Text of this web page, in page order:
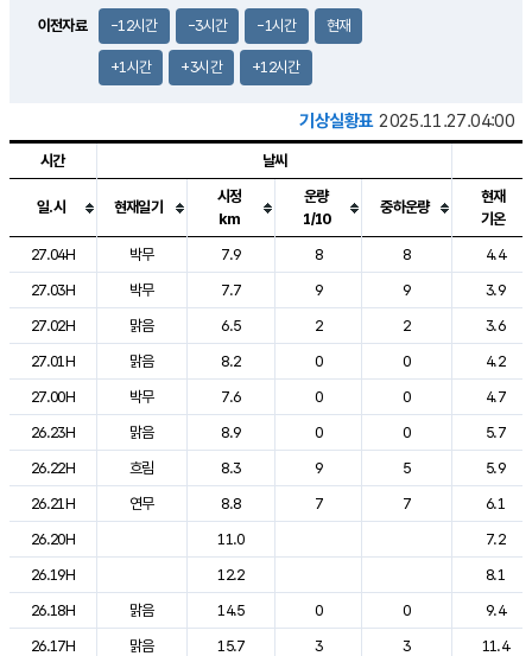
이전자료 -12시간 -3시간 -1시간 현재
+1시간 +3시간 +12시간
기상실황표 2025.11.27.04:00
도시별 기상실황표로 지점, 날씨, 기온, 강수, 바람, 기압등을 안내한 표입
시간 날씨
일.시 현재일기
시정
km
운량
1/10
중하운량
현재
기온
27.04H
박무 7.9 8 8
4.4
27.03H
박무 7.7 9 9
3.9
27.02H
맑음 6.5 2 2
3.6
27.01H
맑음 8.2 0 0
4.2
27.00H
박무 7.6 0 0
4.7
26.23H
맑음 8.9 0 0
5.7
26.22H
흐림 8.3 9 5
5.9
26.21H
연무 8.8 7 7
6.1
26.20H
11.0
7.2
26.19H
12.2
8.1
26.18H
맑음 14.5 0 0
9.4
26.17H
맑음 15.7 3 3
11.4